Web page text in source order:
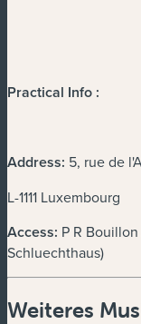
Practical Info :
Address: 5, rue de
L-1111 Luxembourg
Access: P R
Schluechthaus)
Weiteres